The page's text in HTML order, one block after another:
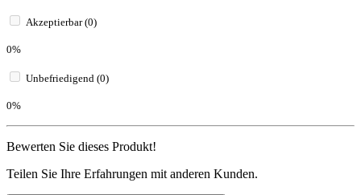
Akzeptierbar (0)
0%
Unbefriedigend (0)
0%
Bewerten Sie dieses Produkt!
Teilen Sie Ihre Erfahrungen mit anderen Kunden.